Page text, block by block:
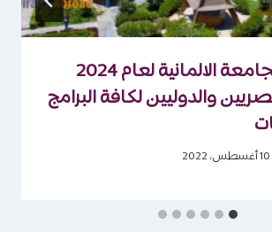
مصاريف الجامعة الالمانية لعام 2024
والدوليين لكافة البرامج
10 أغسطس، 2022